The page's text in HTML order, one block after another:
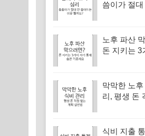
씀이가 절
노후 파산
돈 지키는 3
막막한 노
리, 평생 돈
식비 지출